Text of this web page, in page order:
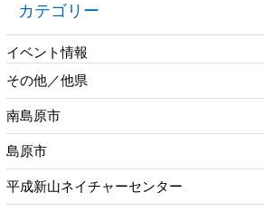
カテゴリー
イベント情報
その他／他県
南島原市
島原市
平成新山ネイチャーセンター